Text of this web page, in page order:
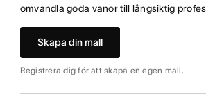
omvandla goda vanor till långsiktig
Skapa din mall
Registrera dig för att skapa en egen mall.